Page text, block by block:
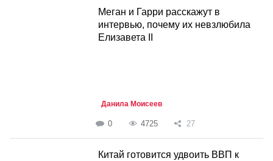
Меган и Гарри расскажут в
интервью, почему их невзлюбила
Елизавета II
Данила Моисеев
0 4725 27
Китай готовится удвоить ВВП к